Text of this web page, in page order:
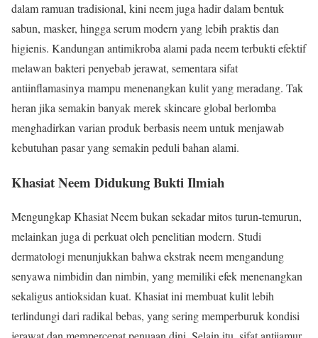
dalam ramuan tradisional, kini neem juga hadir dalam bentuk
sabun, masker, hingga serum modern yang lebih praktis dan
higienis. Kandungan antimikroba alami pada neem terbukti efektif
melawan bakteri penyebab jerawat, sementara sifat
antiinflamasinya mampu menenangkan kulit yang meradang. Tak
heran jika semakin banyak merek skincare global berlomba
menghadirkan varian produk berbasis neem untuk menjawab
kebutuhan pasar yang semakin peduli bahan alami.
Khasiat Neem Didukung Bukti Ilmiah
Mengungkap Khasiat Neem bukan sekadar mitos turun-temurun,
melainkan juga di perkuat oleh penelitian modern. Studi
dermatologi menunjukkan bahwa ekstrak neem mengandung
senyawa nimbidin dan nimbin, yang memiliki efek menenangkan
sekaligus antioksidan kuat. Khasiat ini membuat kulit lebih
terlindungi dari radikal bebas, yang sering memperburuk kondisi